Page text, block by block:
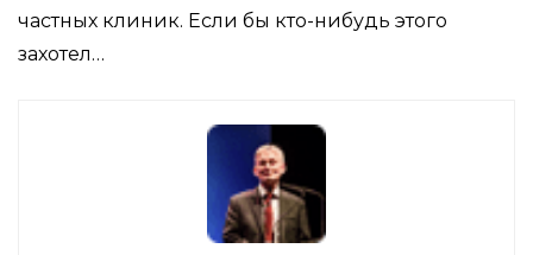
частных клиник. Если бы кто-нибудь этого
захотел…